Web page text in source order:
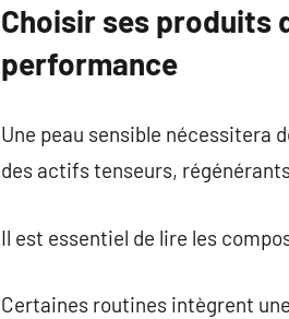
Choisir ses produits
performance
Une peau sensible nécessitera
des actifs tenseurs,
Il est essentiel de lire les
Certaines routines intègrent